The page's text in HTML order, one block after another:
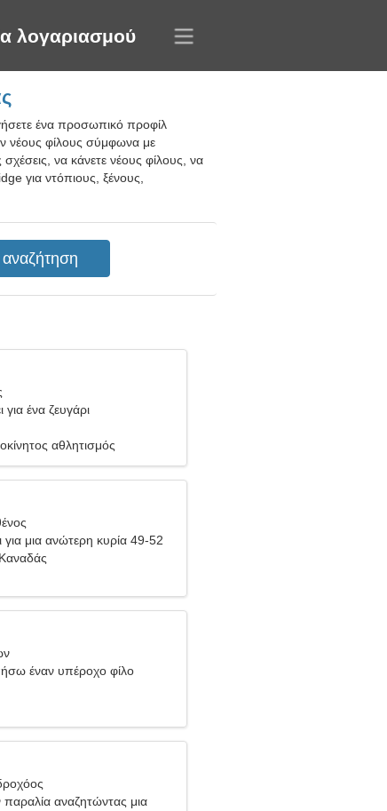
λογαριασμού
ένα προσωπικό προφίλ
νέους φίλους σύμφωνα με
να κάνετε νέους φίλους, να
για ντόπιους, ξένους,
για ένα ζευγάρι
αθλητισμός
μια ανώτερη κυρία 49-52
έναν υπέροχο φίλο
αναζητώντας μια